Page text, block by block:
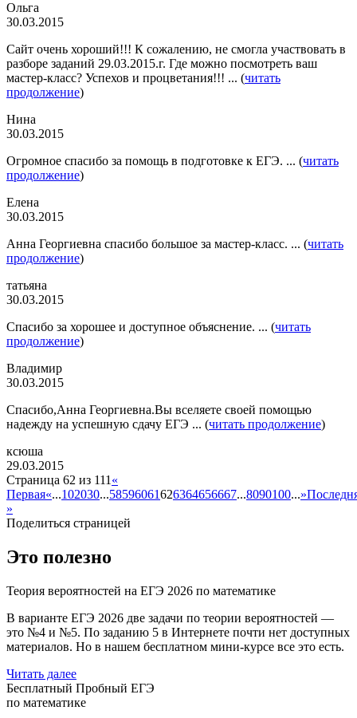
Ольга
30.03.2015
Сайт очень хороший!!! К сожалению, не смогла участвовать в
разборе заданий 29.03.2015.г. Где можно посмотреть ваш
мастер-класс? Успехов и процветания!!! ... (читать
продолжение)
Нина
30.03.2015
Огромное спасибо за помощь в подготовке к ЕГЭ. ... (читать
продолжение)
Елена
30.03.2015
Анна Георгиевна спасибо большое за мастер-класс. ... (читать
продолжение)
татьяна
30.03.2015
Спасибо за хорошее и доступное объяснение. ... (читать
продолжение)
Владимир
30.03.2015
Спасибо,Анна Георгиевна.Вы вселяете своей помощью
надежду на успешную сдачу ЕГЭ ... (читать продолжение)
ксюша
29.03.2015
Страница 62 из 111 «
Первая«...102030...58596061626364656667...8090100...»
»
Поделиться страницей
Это полезно
Теория вероятностей на ЕГЭ 2026 по математике
В варианте ЕГЭ 2026 две задачи по теории вероятностей —
это №4 и №5. По заданию 5 в Интернете почти нет доступных
материалов. Но в нашем бесплатном мини-курсе все это есть.
Читать далее
Бесплатный Пробный ЕГЭ
по математике